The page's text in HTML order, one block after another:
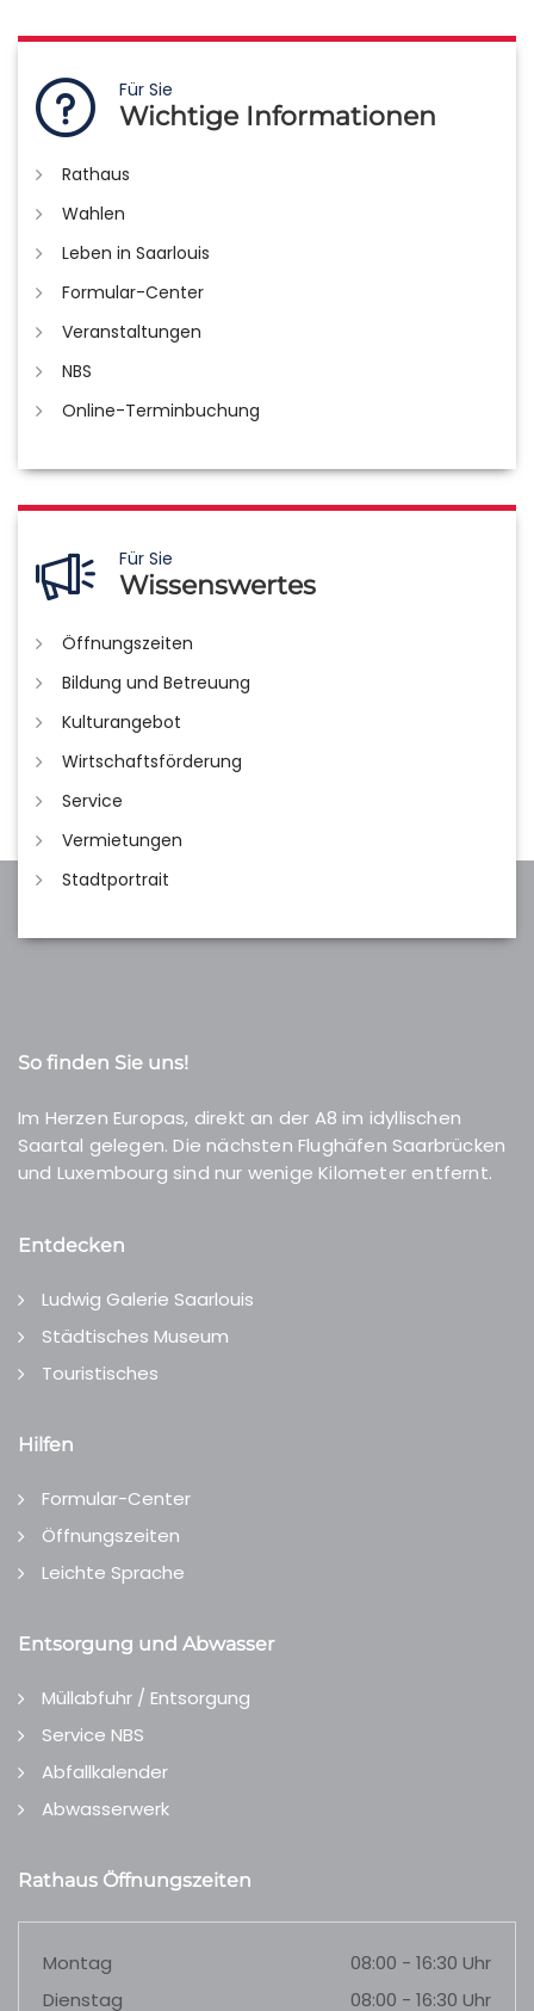
Für Sie
Wichtige Informationen
Rathaus
Wahlen
Leben in Saarlouis
Formular-Center
Veranstaltungen
NBS
Online-Terminbuchung
Für Sie
Wissenswertes
Öffnungszeiten
Bildung und Betreuung
Kulturangebot
Wirtschaftsförderung
Service
Vermietungen
Stadtportrait
So finden Sie uns!
Im Herzen Europas, direkt an der A8 im idyllischen
Saartal gelegen. Die nächsten Flughäfen Saarbrücken
und Luxembourg sind nur wenige Kilometer entfernt.
Entdecken
Ludwig Galerie Saarlouis
Städtisches Museum
Touristisches
Hilfen
Formular-Center
Öffnungszeiten
Leichte Sprache
Entsorgung und Abwasser
Müllabfuhr / Entsorgung
Service NBS
Abfallkalender
Abwasserwerk
Rathaus Öffnungszeiten
Montag
08:00 - 16:30 Uhr
Dienstag
08:00 - 16:30 Uhr